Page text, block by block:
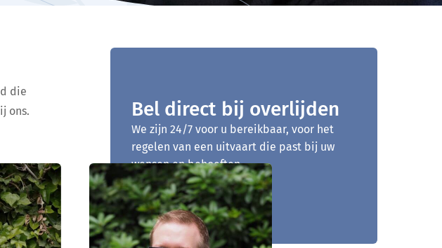
Bel direct bij overlijden
We zijn 24/7 voor u bereikbaar, voor het
regelen van een uitvaart die past bij uw
wensen en behoeften.
038 - 202 00 26
die
ons.